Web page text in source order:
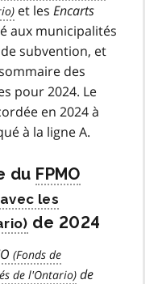
et les Encarts
aux municipalités
subvention, et
des
pour 2024. Le
en 2024 à
à la ligne A.
du FPMO
de 2024
de